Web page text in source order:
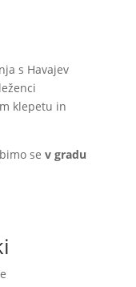
s Havajev
klepetu in
se v gradu